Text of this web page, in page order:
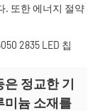
. 또한 에너지 절약
은 정교한 기
미늄 소재를